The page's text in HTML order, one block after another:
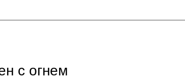
с огнем